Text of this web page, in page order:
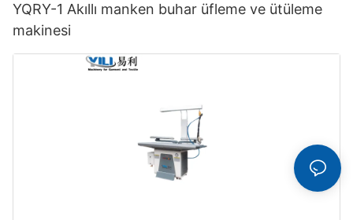
YQRY-1 Akıllı manken buhar üfleme ve ütüleme
makinesi